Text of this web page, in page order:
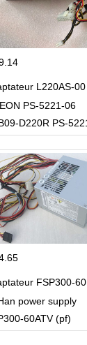
L220AS-00
PS-5221-06
D220R PS-
FSP300-
power supply
60ATV (pf)